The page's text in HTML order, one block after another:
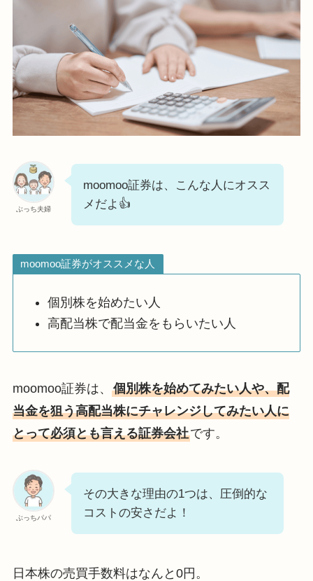
ぶっち夫婦
moomoo証券は、こんな人にオスス
メだよ👍
moomoo証券がオススメな人
個別株を始めたい人
高配当株で配当金をもらいたい人
moomoo証券は、 個別株を始めてみたい人や、配
当金を狙う高配当株にチャレンジしてみたい人に
とって必須とも言える証券会社です。
ぶっちパパ
その大きな理由の1つは、圧倒的な
コストの安さだよ！
日本株の売買手数料はなんと0円。